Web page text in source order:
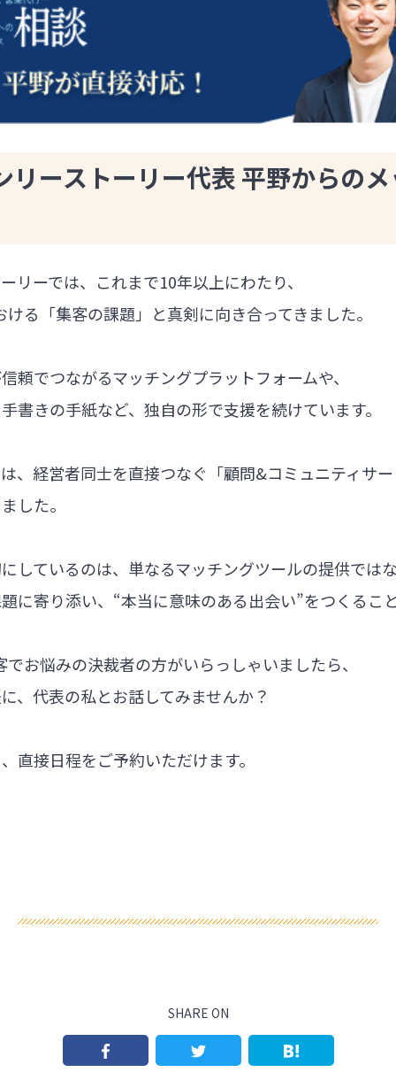
リーストーリー代表 平野からの
リーでは、これまで10年以上にわたり、
る「集客の課題」と真剣に向き合ってきました。
頼でつながるマッチングプラットフォームや、
書きの手紙など、独自の形で支援を続けています。
、経営者同士を直接つなぐ「顧問&コミュニティサ
した。
しているのは、単なるマッチングツールの提供では
に寄り添い、“本当に意味のある出会い”をつくるこ
お悩みの決裁者の方がいらっしゃいましたら、
、代表の私とお話してみませんか？
直接日程をご予約いただけます。
SHARE ON